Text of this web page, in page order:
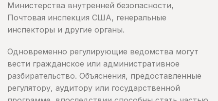
Министерства внутренней безопасности,
Почтовая инспекция США, генеральные
инспекторы и другие органы.
Одновременно регулирующие ведомства могут
вести гражданское или административное
разбирательство. Объяснения, предоставленные
регулятору, аудитору или государственной